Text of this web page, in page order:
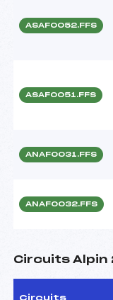
ASAF0052.FFS
ASAF0051.FFS
ANAF0031.FFS
ANAF0032.FFS
Circuits Alpin
Circuits